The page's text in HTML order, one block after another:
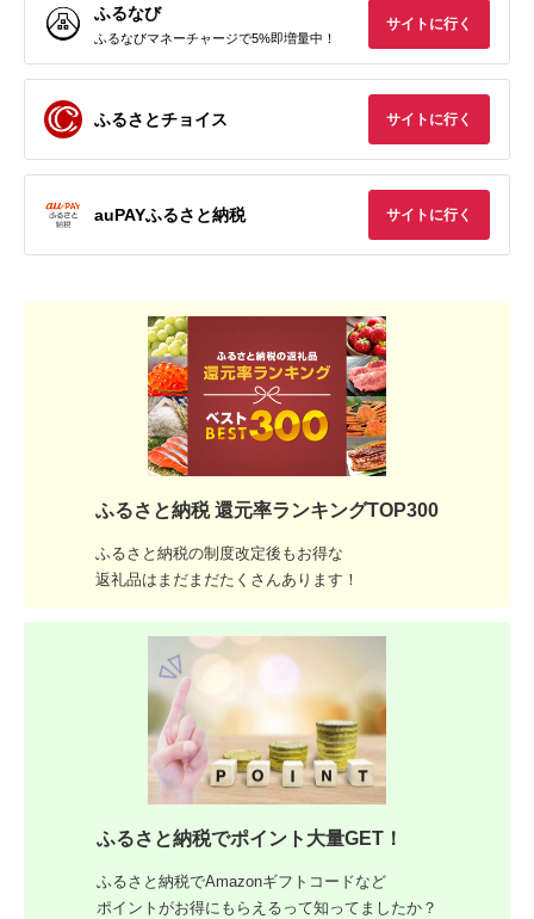
ふるなび
ふるなびマネーチャージで5%即増量中！
サイトに行く
ふるさとチョイス サイトに行く
auPAYふるさと納税 サイトに行く
ふるさと納税 還元率ランキングTOP300
ふるさと納税の制度改定後もお得な
返礼品はまだまだたくさんあります！
ふるさと納税でポイント大量GET！
ふるさと納税でAmazonギフトコードなど
ポイントがお得にもらえるって知ってましたか？